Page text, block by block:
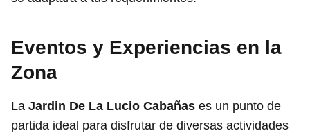
Eventos y Experiencias en la
Zona
La Jardin De La Lucio Cabañas es un punto de
partida ideal para disfrutar de diversas actividades